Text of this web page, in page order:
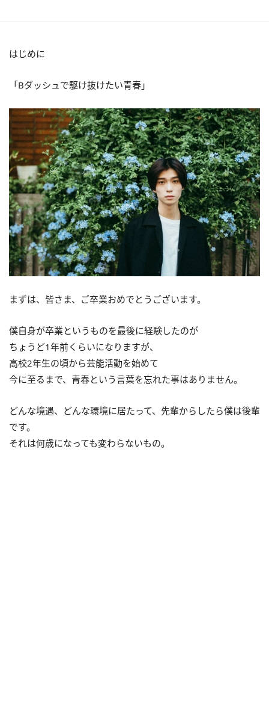
はじめに
「Bダッシュで駆け抜けたい青春」
まずは、皆さま、ご卒業おめでとうございます。
僕自身が卒業というものを最後に経験したのが
ちょうど1年前くらいになりますが、
高校2年生の頃から芸能活動を始めて
今に至るまで、青春という言葉を忘れた事はありません。
どんな境遇、どんな環境に居たって、先輩からしたら僕は後輩
です。
それは何歳になっても変わらないもの。